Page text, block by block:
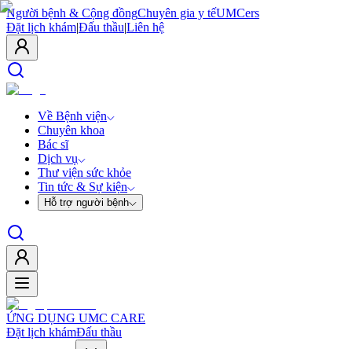
Người bệnh & Cộng đồngChuyên gia y tếUMCers
Đặt lịch khám|Đấu thầu|Liên hệ
Về Bệnh viện
Chuyên khoa
Bác sĩ
Dịch vụ
Thư viện sức khỏe
Tin tức & Sự kiện
Hỗ trợ người bệnh
ỨNG DỤNG UMC CARE
Đặt lịch khámĐấu thầu